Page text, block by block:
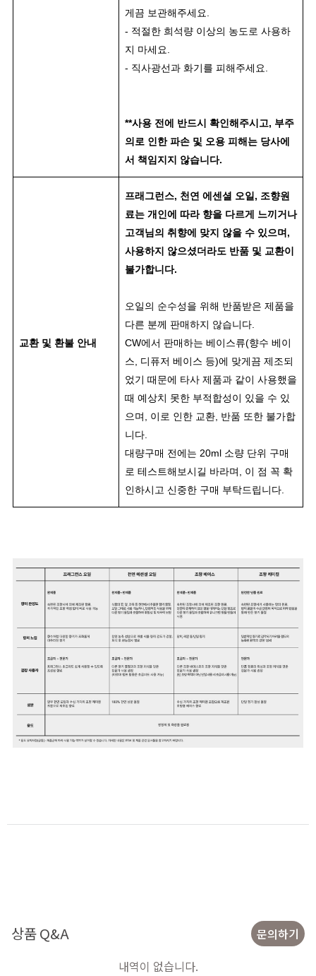
게끔 보관해주세요.
- 적절한 희석량 이상의 농도로 사용하
지 마세요.
- 직사광선과 화기를 피해주세요.
**사용 전에 반드시 확인해주시고, 부주
의로 인한 파손 및 오용 피해는 당사에
서 책임지지 않습니다.
교환 및 환불 안내
프래그런스, 천연 에센셜 오일, 조향원
료는 개인에 따라 향을 다르게 느끼거나
고객님의 취향에 맞지 않을 수 있으며,
사용하지 않으셨더라도 반품 및 교환이
불가합니다.
오일의 순수성을 위해 반품받은 제품을
다른 분께 판매하지 않습니다.
CW에서 판매하는 베이스류(향수 베이
스, 디퓨저 베이스 등)에 맞게끔 제조되
었기 때문에 타사 제품과 같이 사용했을
때 예상치 못한 부적합성이 있을 수 있
으며, 이로 인한 교환, 반품 또한 불가합
니다.
대량구매 전에는 20ml 소량 단위 구매
로 테스트해보시길 바라며, 이 점 꼭 확
인하시고 신중한 구매 부탁드립니다.
상품 Q&A
문의하기
내역이 없습니다.